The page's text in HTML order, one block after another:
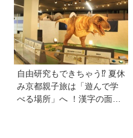
ラボ」が開催中
自由研究もできちゃう⁉︎ 夏休
み京都親子旅は「遊んで学
べる場所」へ ！漢字の面白